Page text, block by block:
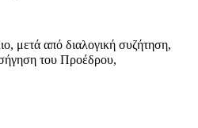
μετά από διαλογική συζήτηση,
του Προέδρου,